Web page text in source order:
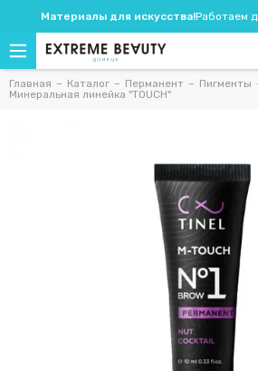
Материалы для искусства!Работаем
Главная Каталог Перманент Пигменты
Минеральная линейка "TOUCH"